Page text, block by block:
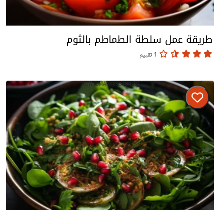
طريقة عمل سلطة الطماطم بالثوم
1 تقييم